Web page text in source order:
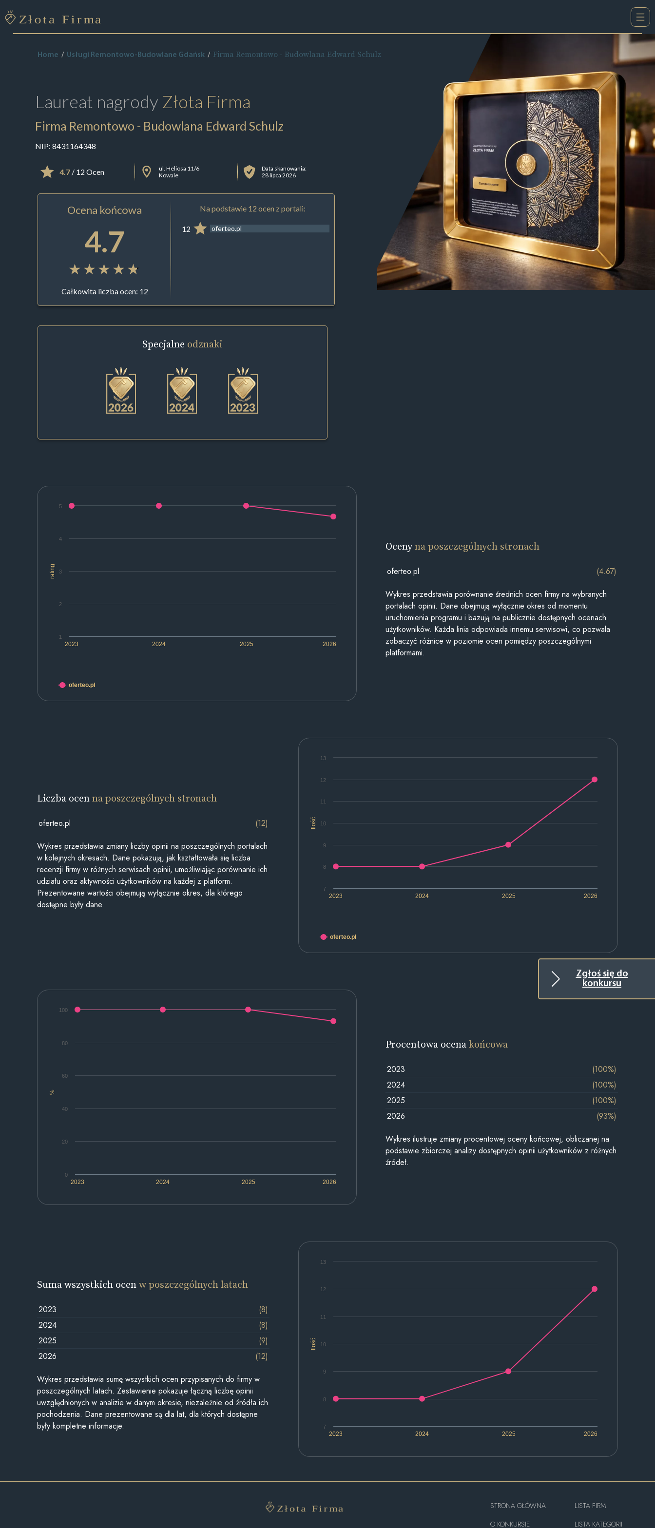
Zgłoś się do
konkursu
Home Usługi Remontowo-Budowlane Gdańsk Firma Remontowo - Budowlana Edward Schulz
Laureat nagrody Złota Firma
Firma Remontowo - Budowlana Edward Schulz
NIP: 8431164348
4.7/ 12 Ocen
ul. Heliosa 11/6
Kowale
Data skanowania:
28 lipca 2026
Ocena końcowa
4.7
Całkowita liczba ocen: 12
Na podstawie 12 ocen z portali:
12 oferteo.pl
Specjalne odznaki
rating
2023 2024 2025 2026
1
2
3
4
5
oferteo.pl
Ocenyna poszczególnych stronach
oferteo.pl (4.67)
Wykres przedstawia porównanie średnich ocen firmy na wybranych
portalach opinii. Dane obejmują wyłącznie okres od momentu
uruchomienia programu i bazują na publicznie dostępnych ocenach
użytkowników. Każda linia odpowiada innemu serwisowi, co pozwala
zobaczyć różnice w poziomie ocen pomiędzy poszczególnymi
platformami.
Ilość
2023 2024 2025 2026
7
8
9
10
11
12
13
oferteo.pl
Liczba ocenna poszczególnych stronach
oferteo.pl (12)
Wykres przedstawia zmiany liczby opinii na poszczególnych portalach
w kolejnych okresach. Dane pokazują, jak kształtowała się liczba
recenzji firmy w różnych serwisach opinii, umożliwiając porównanie ich
udziału oraz aktywności użytkowników na każdej z platform.
Prezentowane wartości obejmują wyłącznie okres, dla którego
dostępne były dane.
%
2023 2024 2025 2026
0
20
40
60
80
100
Procentowa ocenakońcowa
2023
(100%)
2024
(100%)
2025
(100%)
2026
(93%)
Wykres ilustruje zmiany procentowej oceny końcowej, obliczanej na
podstawie zbiorczej analizy dostępnych opinii użytkowników z różnych
źródeł.
Ilość
2023 2024 2025 2026
7
8
9
10
11
12
13
Suma wszystkich ocenw poszczególnych latach
2023
(8)
2024
(8)
2025
(9)
2026
(12)
Wykres przedstawia sumę wszystkich ocen przypisanych do firmy w
poszczególnych latach. Zestawienie pokazuje łączną liczbę opinii
uwzględnionych w analizie w danym okresie, niezależnie od źródła ich
pochodzenia. Dane prezentowane są dla lat, dla których dostępne
były kompletne informacje.
STRONA GŁÓWNA
O KONKURSIE
LISTA FIRM
LISTA KATEGORII